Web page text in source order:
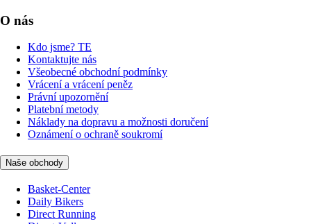
O nás
Kdo jsme? TE
Kontaktujte nás
Všeobecné obchodní podmínky
Vrácení a vrácení peněz
Právní upozornění
Platební metody
Náklady na dopravu a možnosti doručení
Oznámení o ochraně soukromí
Naše obchody
Basket-Center
Daily Bikers
Direct Running